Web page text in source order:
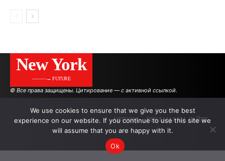
New York
———→ FUTURE
© Все права защищены. Цитирование — с активной ссылкой.
АВТОРЫ РЕКЛАМА НА САЙТЕ
We use cookies to ensure that we give you the best
experience on our website. If you continue to use this site we
will assume that you are happy with it.
Ok